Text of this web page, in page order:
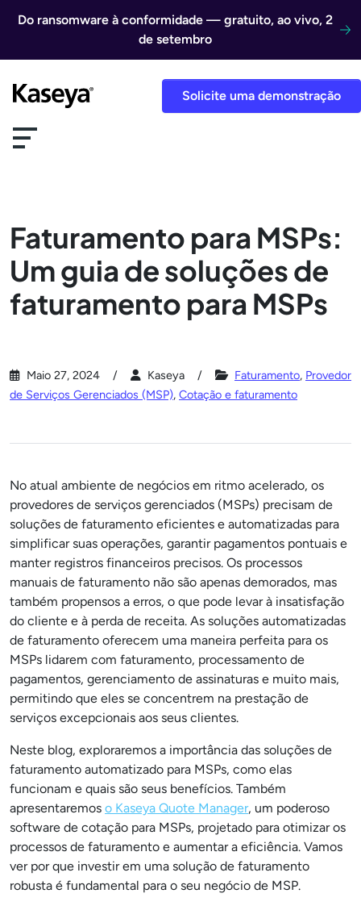
Do ransomware à conformidade — gratuito, ao vivo, 2
de setembro
Solicite uma demonstração
Faturamento para MSPs:
Um guia de soluções de
faturamento para MSPs
Maio 27, 2024 Kaseya Faturamento, Provedor
de Serviços Gerenciados (MSP), Cotação e faturamento
No atual ambiente de negócios em ritmo acelerado, os
provedores de serviços gerenciados (MSPs) precisam de
soluções de faturamento eficientes e automatizadas para
simplificar suas operações, garantir pagamentos pontuais e
manter registros financeiros precisos. Os processos
manuais de faturamento não são apenas demorados, mas
também propensos a erros, o que pode levar à insatisfação
do cliente e à perda de receita. As soluções automatizadas
de faturamento oferecem uma maneira perfeita para os
MSPs lidarem com faturamento, processamento de
pagamentos, gerenciamento de assinaturas e muito mais,
permitindo que eles se concentrem na prestação de
serviços excepcionais aos seus clientes.
Neste blog, exploraremos a importância das soluções de
faturamento automatizado para MSPs, como elas
funcionam e quais são seus benefícios. Também
apresentaremos o Kaseya Quote Manager, um poderoso
software de cotação para MSPs, projetado para otimizar os
processos de faturamento e aumentar a eficiência. Vamos
ver por que investir em uma solução de faturamento
robusta é fundamental para o seu negócio de MSP.